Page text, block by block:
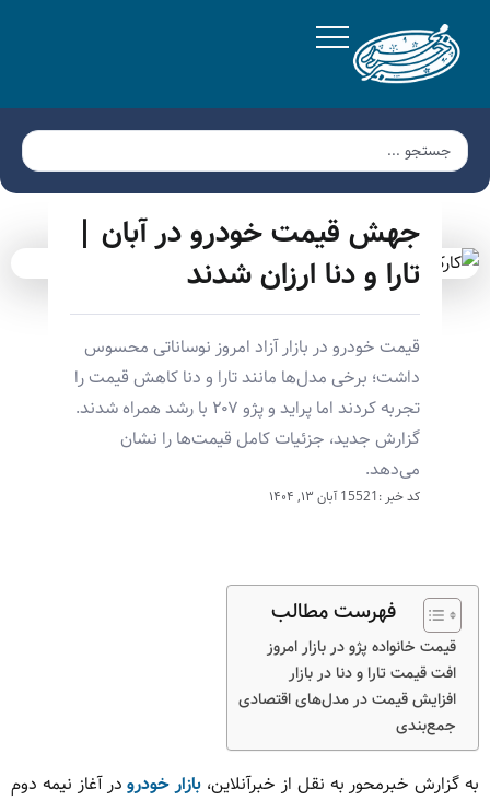
جهش قیمت خودرو در آبان |
تارا و دنا ارزان شدند
قیمت خودرو در بازار آزاد امروز نوساناتی محسوس
داشت؛ برخی مدل‌ها مانند تارا و دنا کاهش قیمت را
تجربه کردند اما پراید و پژو ۲۰۷ با رشد همراه شدند.
گزارش جدید، جزئیات کامل قیمت‌ها را نشان
می‌دهد.
کد خبر :15521 آبان ۱۳, ۱۴۰۴
فهرست مطالب
قیمت خانواده پژو در بازار امروز
افت قیمت تارا و دنا در بازار
افزایش قیمت در مدل‌های اقتصادی
جمع‌بندی
به گزارش خبرمحور به نقل از خبرآنلاین، بازار خودرو در آغاز نیمه دوم